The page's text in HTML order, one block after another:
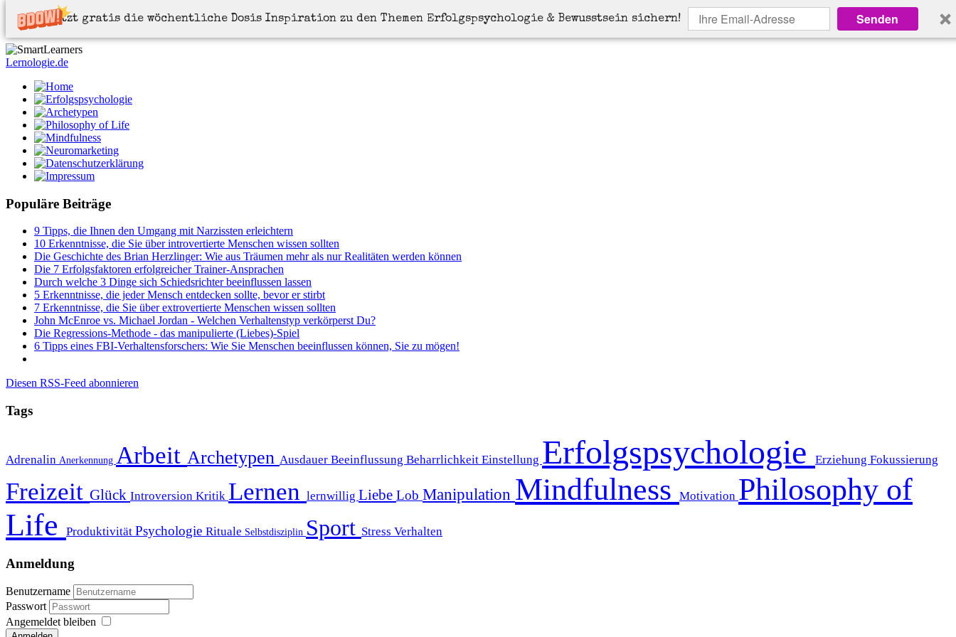
Jetzt gratis die wöchentliche Dosis Inspiration zu den Themen Erfolgspsychologie & Bewusstsein sichern! Senden
Lernologie.de
Populäre Beiträge
9 Tipps, die Ihnen den Umgang mit Narzissten erleichtern
10 Erkenntnisse, die Sie über introvertierte Menschen wissen sollten
Die Geschichte des Brian Herzlinger: Wie aus Träumen mehr als nur Realitäten werden können
Die 7 Erfolgsfaktoren erfolgreicher Trainer-Ansprachen
Durch welche 3 Dinge sich Schiedsrichter beeinflussen lassen
5 Erkenntnisse, die jeder Mensch entdecken sollte, bevor er stirbt
7 Erkenntnisse, die Sie über extrovertierte Menschen wissen sollten
John McEnroe vs. Michael Jordan - Welchen Verhaltenstyp verkörperst Du?
Die Regressions-Methode - das manipulierte (Liebes)-Spiel
6 Tipps eines FBI-Verhaltensforschers: Wie Sie Menschen beeinflussen können, Sie zu mögen!
Diesen RSS-Feed abonnieren
Tags
Adrenalin Anerkennung Arbeit Archetypen Ausdauer Beeinflussung Beharrlichkeit Einstellung Erfolgspsychologie Erziehung Fokussierung
Freizeit Glück Introversion Kritik Lernen lernwillig Liebe Lob Manipulation Mindfulness Motivation Philosophy of
Life
Produktivität Psychologie Rituale Selbstdisziplin Sport Stress Verhalten
Anmeldung
Benutzername
Passwort
Angemeldet bleiben